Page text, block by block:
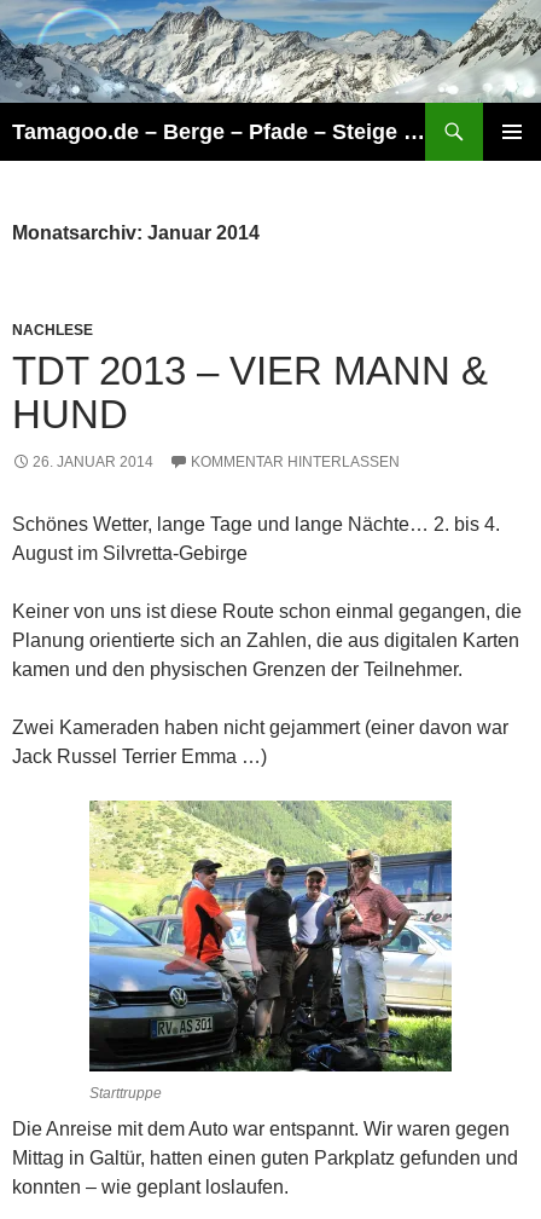
Zum
Inhalt
springen
Tamagoo.de – Berge – Pfade – Steige – Touren
Monatsarchiv: Januar 2014
NACHLESE
TDT 2013 – VIER MANN &
HUND
26. JANUAR 2014 KOMMENTAR HINTERLASSEN
Schönes Wetter, lange Tage und lange Nächte… 2. bis 4.
August im Silvretta-Gebirge
Keiner von uns ist diese Route schon einmal gegangen, die
Planung orientierte sich an Zahlen, die aus digitalen Karten
kamen und den physischen Grenzen der Teilnehmer.
Zwei Kameraden haben nicht gejammert (einer davon war
Jack Russel Terrier Emma …)
Starttruppe
Die Anreise mit dem Auto war entspannt. Wir waren gegen
Mittag in Galtür, hatten einen guten Parkplatz gefunden und
konnten – wie geplant loslaufen.